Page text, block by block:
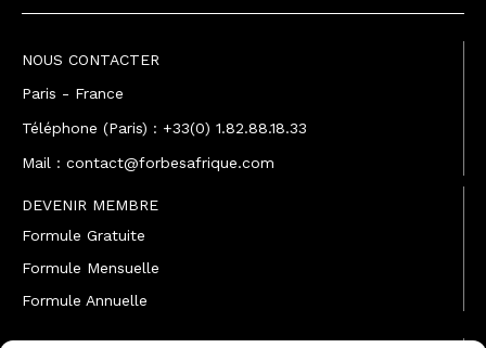
NOUS CONTACTER
Paris - France
Téléphone (Paris) : +33(0) 1.82.88.18.33
Mail : contact@forbesafrique.com
DEVENIR MEMBRE
Formule Gratuite
Formule Mensuelle
Formule Annuelle